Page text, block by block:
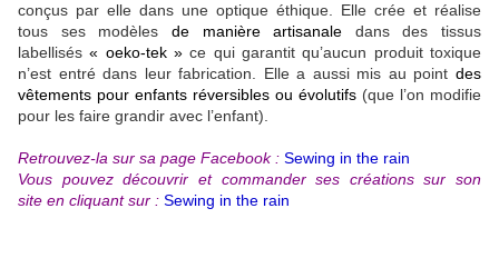
conçus par elle dans une optique éthique. Elle crée et réalise
tous ses modèles de manière artisanale dans des tissus
labellisés« oeko-tek » ce qui garantit qu’aucun produit toxique
n’est entré dans leur fabrication. Elle a aussi mis au point des
vêtements pour enfants réversibles ou évolutifs (que l’on modifie
pour les faire grandir avec l’enfant).
Retrouvez-la sur sa page Facebook : Sewing in the rain
Vous pouvez découvrir et commander ses créations sur son
site en cliquant sur : Sewing in the rain